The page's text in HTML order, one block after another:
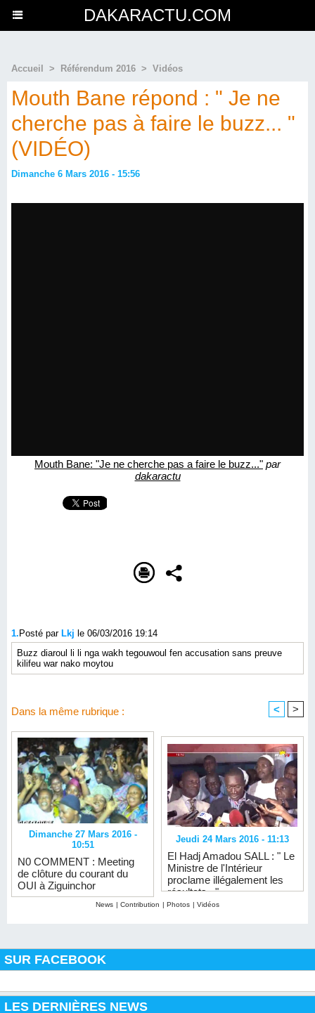
DAKARACTU.COM
Accueil > Référendum 2016 > Vidéos
Mouth Bane répond : " Je ne
cherche pas à faire le buzz... "
(VIDÉO)
Dimanche 6 Mars 2016 - 15:56
Mouth Bane: "Je ne cherche pas a faire le buzz..." par
dakaractu
1. Posté par Lkj le 06/03/2016 19:14
Buzz diaroul li li nga wakh tegouwoul fen accusation sans preuve
kilifeu war nako moytou
Dans la même rubrique : < >
Dimanche 27 Mars 2016 -
10:51
N0 COMMENT : Meeting
de clôture du courant du
OUI à Ziguinchor
Jeudi 24 Mars 2016 - 11:13
El Hadj Amadou SALL : " Le
Ministre de l'Intérieur
proclame illégalement les
résultats..."
News | Contribution | Photos | Vidéos
SUR FACEBOOK
LES DERNIÈRES NEWS